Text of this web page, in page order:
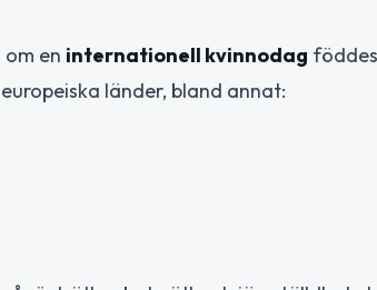
en internationell kvinnodag
länder, bland annat: